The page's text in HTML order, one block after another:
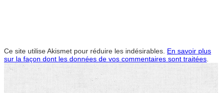
Ce site utilise Akismet pour réduire les indésirables. En savoir plus
sur la façon dont les données de vos commentaires sont traitées